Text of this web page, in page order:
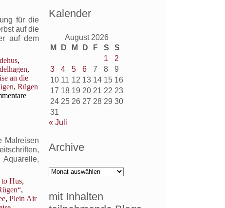
für die
auf die
auf dem
,
,
an die
, Rügen
Malreisen
Hus,
,
, Plein Air
Kalender
August 2026
M
D M D F S
S
1
2
3
4 5 6 7 8
9
10 11 12 13 14 15 16
17 18 19 20 21 22 23
24 25 26 27 28 29 30
31
« Juli
Archive
Archive
mit Inhalten